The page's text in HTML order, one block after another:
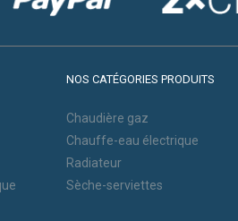
NOS CATÉGORIES PRODUITS
Chaudière gaz
Chauffe-eau électrique
Radiateur
Sèche-serviettes